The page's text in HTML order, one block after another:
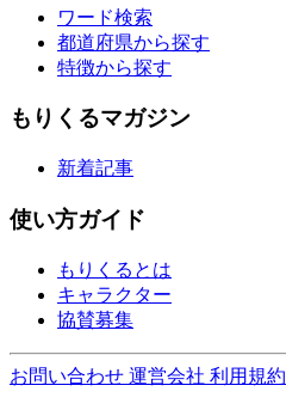
ワード検索
都道府県から探す
特徴から探す
もりくるマガジン
新着記事
使い方ガイド
もりくるとは
キャラクター
協賛募集
お問い合わせ 運営会社 利用規約